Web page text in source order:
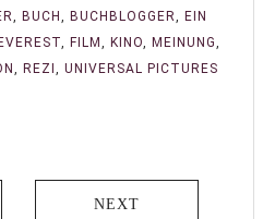
, BUCH , BUCHBLOGGER, EIN
EVEREST, FILM , KINO, MEINUNG,
, REZI , UNIVERSAL PICTURES
NEXT